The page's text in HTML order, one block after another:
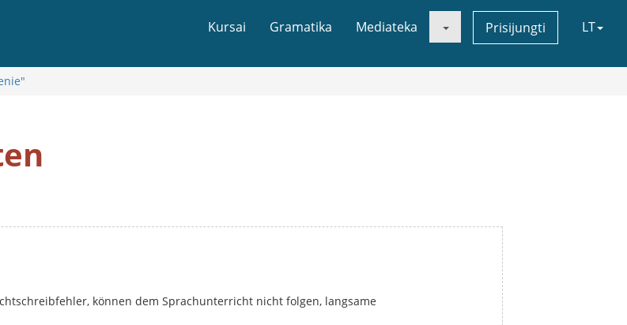
Kursai Gramatika Mediateka Prisijungti LT
können dem Sprachunterricht nicht folgen, langsame